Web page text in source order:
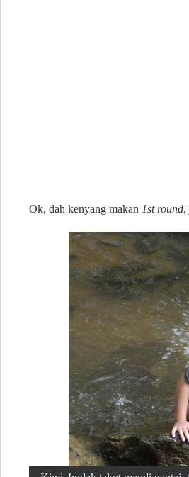
Ok, dah kenyang makan 1st round,